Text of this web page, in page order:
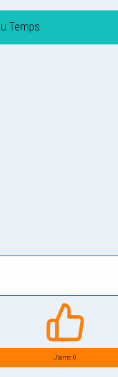
Temps
J’aime: 0